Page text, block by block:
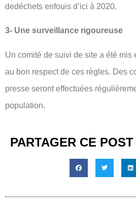
dedéchets enfouis d’ici à 2020.
3- Une surveillance rigoureuse
Un comité de suivi de site a été mis
au bon respect de ces règles. Des
presse seront effectuées
population.
PARTAGER CE POST